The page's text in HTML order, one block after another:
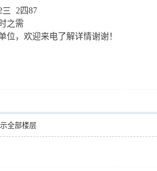
三 2四87
之需
位，欢迎来电了解详情谢谢！
全部楼层